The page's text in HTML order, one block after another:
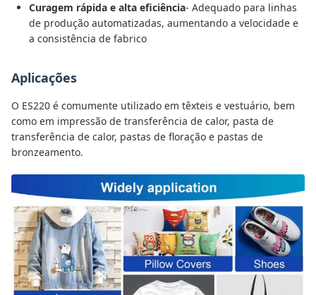
Curagem rápida e alta eficiência- Adequado para linhas
de produção automatizadas, aumentando a velocidade e
a consistência de fabrico
Aplicações
O ES220 é comumente utilizado em têxteis e vestuário, bem
como em impressão de transferência de calor, pasta de
transferência de calor, pastas de floração e pastas de
bronzeamento.